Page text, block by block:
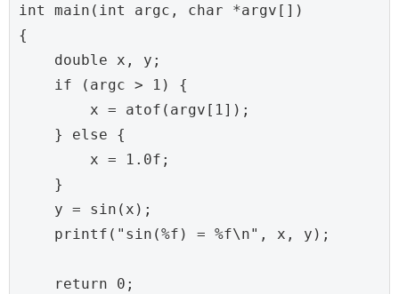
int main(int argc, char *argv[])
{
    double x, y;
    if (argc > 1) {
        x = atof(argv[1]);
    } else {
        x = 1.0f;
    }
    y = sin(x);
    printf("sin(%f) = %f\n", x, y);
    return 0;